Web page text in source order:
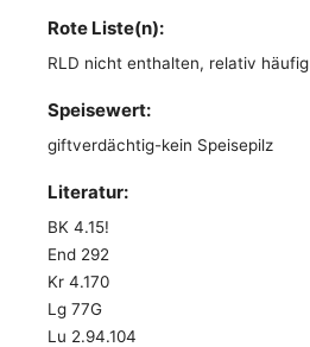
Rote Liste(n):
RLD nicht enthalten, relativ häufig
Speisewert:
giftverdächtig-kein Speisepilz
Literatur:
BK 4.15!
End 292
Kr 4.170
Lg 77G
Lu 2.94.104